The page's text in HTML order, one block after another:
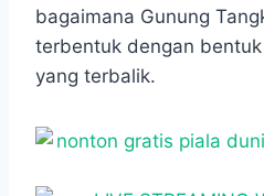
bagaimana Gunung
terbentuk dengan
yang terbalik.